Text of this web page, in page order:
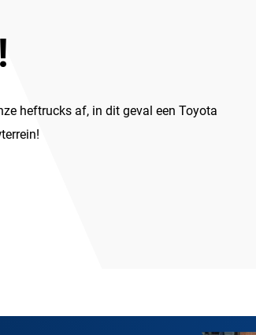
heftrucks af, in dit geval een Toyota